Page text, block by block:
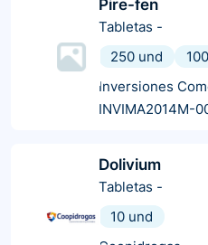
Pire-fen
Tabletas -
250 und
Inversiones
INVIMA2014M-
Dolivium
Tabletas -
10 und